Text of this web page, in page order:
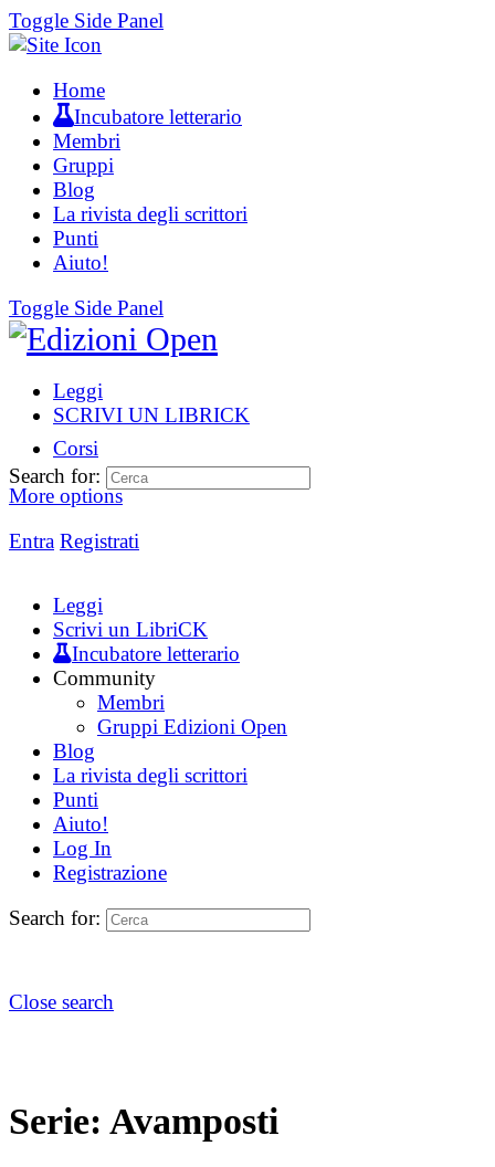
Toggle Side Panel
Home
Incubatore letterario
Membri
Gruppi
Blog
La rivista degli scrittori
Punti
Aiuto!
Toggle Side Panel
Leggi
SCRIVI UN LIBRICK
Corsi
More options
Entra Registrati
Search for:
Leggi
Scrivi un LibriCK
Incubatore letterario
Community
Membri
Gruppi Edizioni Open
Blog
La rivista degli scrittori
Punti
Aiuto!
Log In
Registrazione
Search for:
Close search
Serie: Avamposti